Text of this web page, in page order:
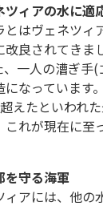
ィアの水に適
とはヴェネツィ
改良されてき
、一人の漕ぎ手
なっています。
えたといわれ
これが現在に至
守る海軍
ィアには、他の